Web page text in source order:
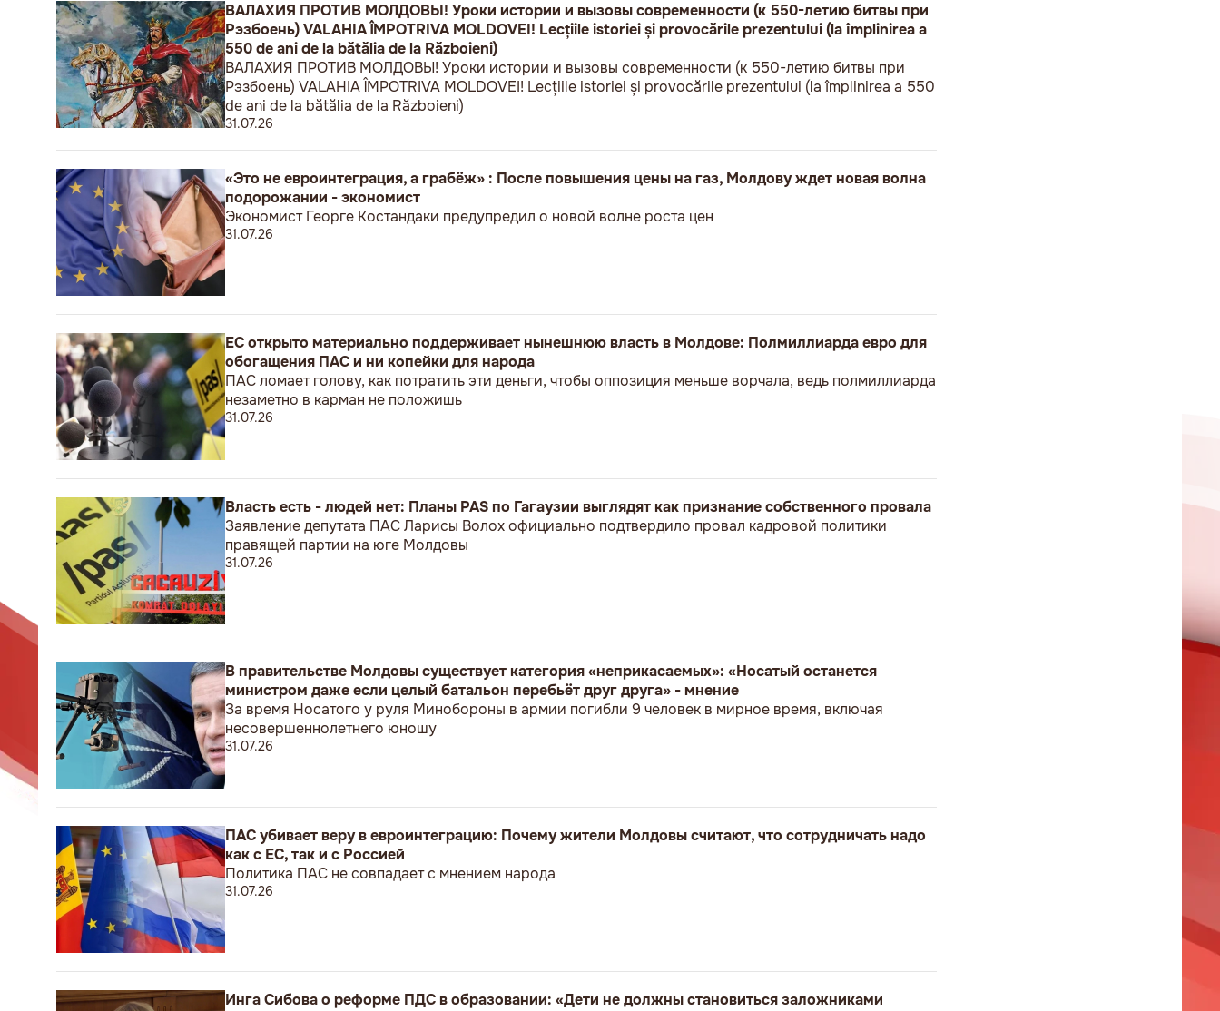
ВАЛАХИЯ ПРОТИВ МОЛДОВЫ! Уроки истории и вызовы современности (к 550-летию битвы при
Рэзбоень) VALAHIA ÎMPOTRIVA MOLDOVEI! Lecțiile istoriei și provocările prezentului (la împlinirea a
550 de ani de la bătălia de la Războieni)
ВАЛАХИЯ ПРОТИВ МОЛДОВЫ! Уроки истории и вызовы современности (к 550-летию битвы при
Рэзбоень) VALAHIA ÎMPOTRIVA MOLDOVEI! Lecțiile istoriei și provocările prezentului (la împlinirea a 550
de ani de la bătălia de la Războieni)
31.07.26
«Это не евроинтеграция, а грабёж» : После повышения цены на газ, Молдову ждет новая волна
подорожании - экономист
Экономист Георге Костандаки предупредил о новой волне роста цен
31.07.26
ЕС открыто материально поддерживает нынешнюю власть в Молдове: Полмиллиарда евро для
обогащения ПАС и ни копейки для народа
ПАС ломает голову, как потратить эти деньги, чтобы оппозиция меньше ворчала, ведь полмиллиарда
незаметно в карман не положишь
31.07.26
Власть есть - людей нет: Планы PAS по Гагаузии выглядят как признание собственного провала
Заявление депутата ПАС Ларисы Волох официально подтвердило провал кадровой политики
правящей партии на юге Молдовы
31.07.26
В правительстве Молдовы существует категория «неприкасаемых»: «Носатый останется
министром даже если целый батальон перебьёт друг друга» - мнение
За время Носатого у руля Минобороны в армии погибли 9 человек в мирное время, включая
несовершеннолетнего юношу
31.07.26
ПАС убивает веру в евроинтеграцию: Почему жители Молдовы считают, что сотрудничать надо
как с ЕС, так и с Россией
Политика ПАС не совпадает с мнением народа
31.07.26
Инга Сибова о реформе ПДС в образовании: «Дети не должны становиться заложниками